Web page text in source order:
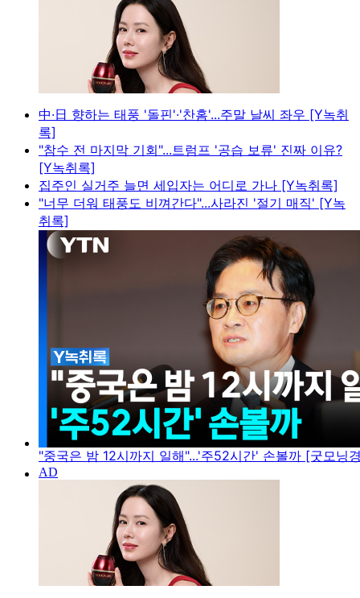
中·日 향하는 태풍 '돌핀'·'찬홈'...주말 날씨 좌우 [Y녹취
록]
"참수 전 마지막 기회"...트럼프 '공습 보류' 진짜 이유?
[Y녹취록]
집주인 실거주 늘면 세입자는 어디로 가나 [Y녹취록]
"너무 더워 태풍도 비껴간다"...사라진 '절기 매직' [Y녹
취록]
"중국은 밤 12시까지 일해"...'주52시간' 손볼까 [굿모닝